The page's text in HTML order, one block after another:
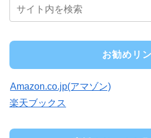
お勧めリ
Amazon.co.jp(アマゾン)
楽天ブックス